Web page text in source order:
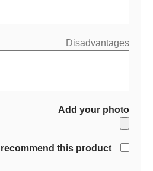
Disadvantages
Add your photo
I recommend this product